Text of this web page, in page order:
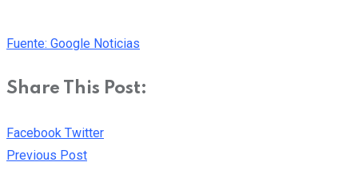
Fuente: Google Noticias
Share This Post:
Facebook TwitterPinterest
Whatsapp
Cloud
StumbleUpon
Print
Share
Previous Post